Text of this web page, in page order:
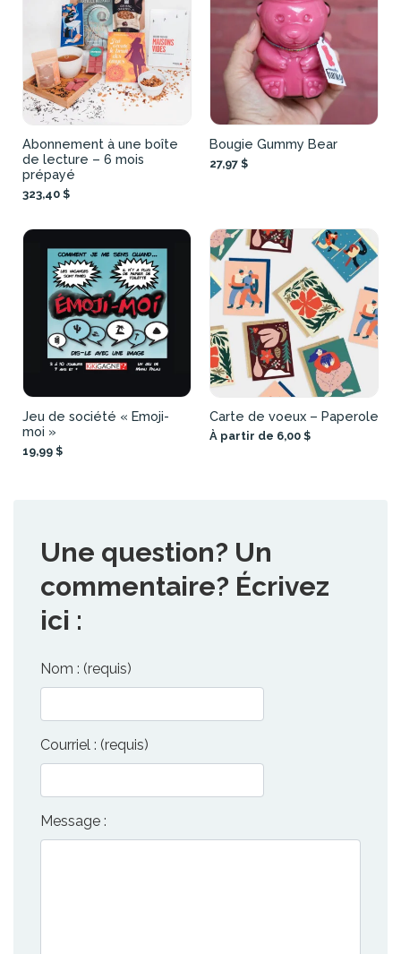
Abonnement à une boîte
de lecture – 6 mois
prépayé
323,40 $
Bougie Gummy Bear
27,97 $
Jeu de société « Emoji-
moi »
19,99 $
Carte de voeux – Paperole
À partir de 6,00 $
Une question? Un
commentaire? Écrivez
ici :
Nom : (requis)
Courriel : (requis)
Message :